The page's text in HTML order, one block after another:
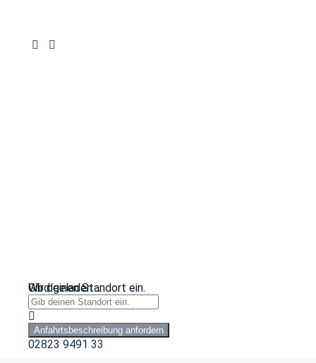
Wird geladen …
Gib deinen Standort ein.
Anfahrtsbeschreibung anfordern
02823 9491 33